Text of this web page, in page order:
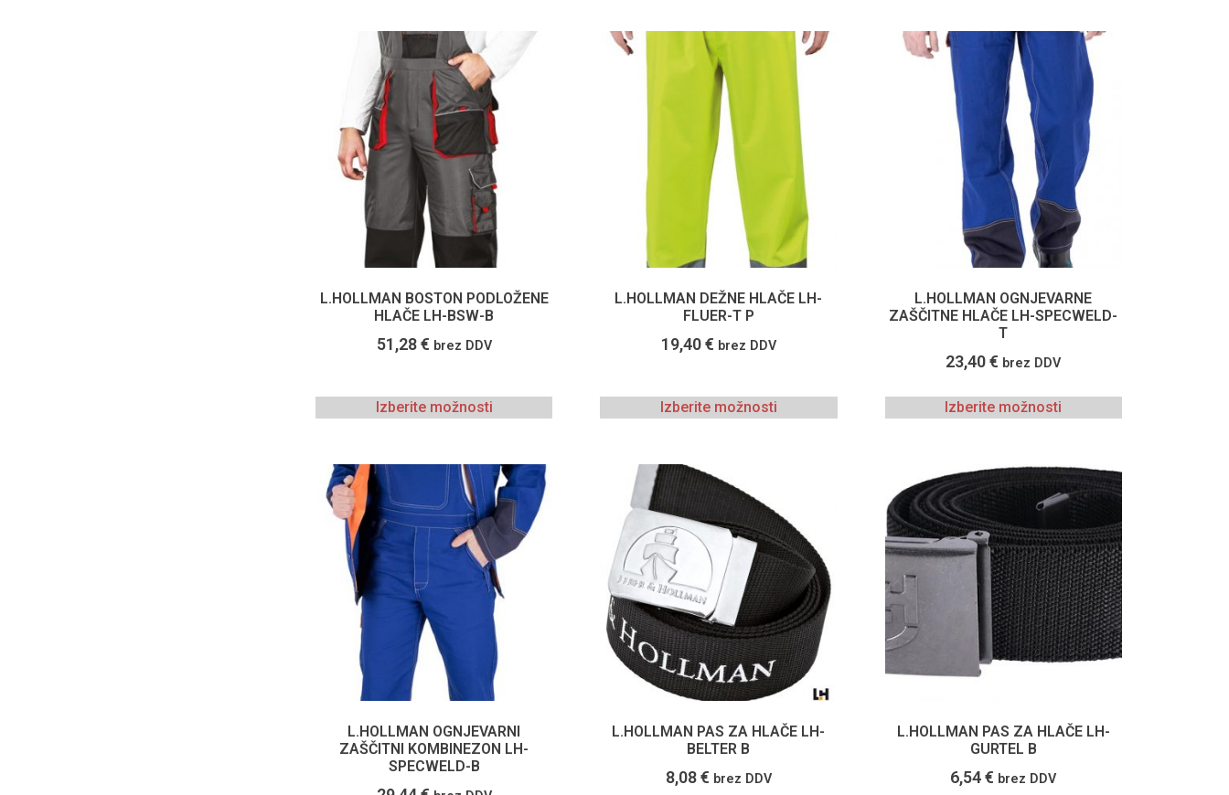
L.HOLLMAN BOSTON PODLOŽENE
HLAČE LH-BSW-B
51,28€ brez DDV
Izberite možnosti
L.HOLLMAN DEŽNE HLAČE LH-
FLUER-T P
19,40€ brez DDV
Izberite možnosti
L.HOLLMAN OGNJEVARNE
ZAŠČITNE HLAČE LH-SPECWELD-
T
23,40€ brez DDV
Izberite možnosti
L.HOLLMAN OGNJEVARNI
ZAŠČITNI KOMBINEZON LH-
SPECWELD-B
L.HOLLMAN PAS ZA HLAČE LH-
BELTER B
8,08€ brez DDV
L.HOLLMAN PAS ZA HLAČE LH-
GURTEL B
6,54€ brez DDV